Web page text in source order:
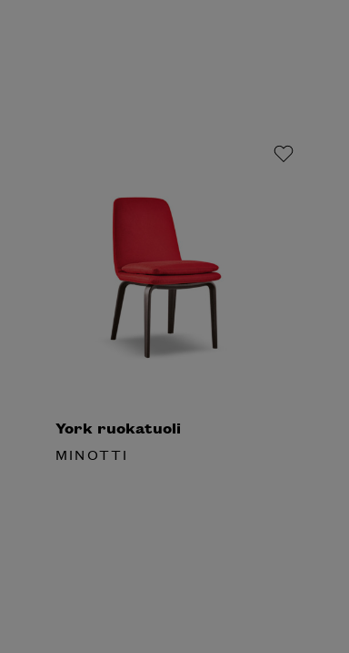
York ruokatuoli
MINOTTI